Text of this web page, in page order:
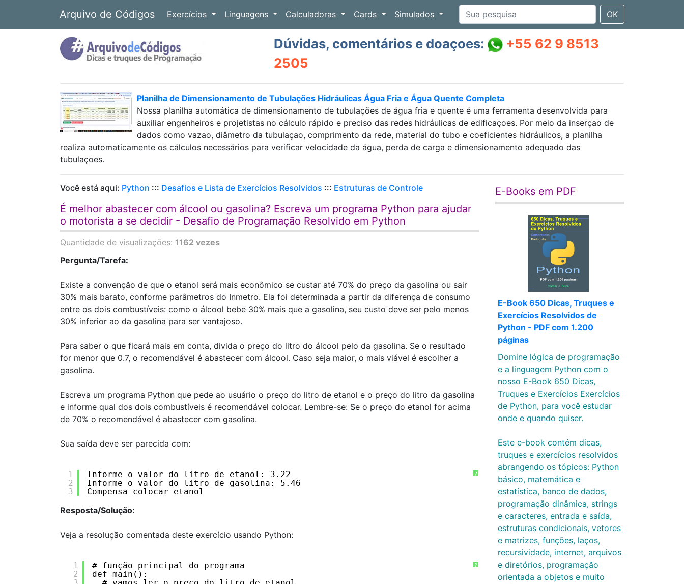
Arquivo de Códigos Exercícios Linguagens Calculadoras Cards Simulados OK
Dúvidas, comentários e doaçoes:
+55 62 9 8513
2505
Planilha de Dimensionamento de Tubulações Hidráulicas Água Fria e Água Quente Completa
Nossa planilha automática de dimensionamento de tubulações de água fria e quente é uma ferramenta desenvolvida para
auxiliar engenheiros e projetistas no cálculo rápido e preciso das redes hidráulicas de edificaçoes. Por meio da inserçao de
dados como vazao, diâmetro da tubulaçao, comprimento da rede, material do tubo e coeficientes hidráulicos, a planilha
realiza automaticamente os cálculos necessários para verificar velocidade da água, perda de carga e dimensionamento adequado das
tubulaçoes.
Você está aqui: Python ::: Desafios e Lista de Exercícios Resolvidos ::: Estruturas de Controle
É melhor abastecer com álcool ou gasolina? Escreva um programa Python para ajudar
o motorista a se decidir - Desafio de Programação Resolvido em Python
Quantidade de visualizações: 1162 vezes
Pergunta/Tarefa:
Existe a convenção de que o etanol será mais econômico se custar até 70% do preço da gasolina ou sair
30% mais barato, conforme parâmetros do Inmetro. Ela foi determinada a partir da diferença de consumo
entre os dois combustíveis: como o álcool bebe 30% mais que a gasolina, seu custo deve ser pelo menos
30% inferior ao da gasolina para ser vantajoso.
Para saber o que ficará mais em conta, divida o preço do litro do álcool pelo da gasolina. Se o resultado
for menor que 0.7, o recomendável é abastecer com álcool. Caso seja maior, o mais viável é escolher a
gasolina.
Escreva um programa Python que pede ao usuário o preço do litro de etanol e o preço do litro da gasolina
e informe qual dos dois combustíveis é recomendável colocar. Lembre-se: Se o preço do etanol for acima
de 70% o recomendável é abastecer com gasolina.
Sua saída deve ser parecida com:
?
1
2
3
Informe o valor do litro de etanol: 3.22
Informe o valor do litro de gasolina: 5.46
Compensa colocar etanol
Resposta/Solução:
Veja a resolução comentada deste exercício usando Python:
?
1
2
# função principal do programa
def main():
E-Books em PDF
E-Book 650 Dicas, Truques e
Exercícios Resolvidos de
Python - PDF com 1.200
páginas
Domine lógica de programação
e a linguagem Python com o
nosso E-Book 650 Dicas,
Truques e Exercícios Exercícios
de Python, para você estudar
onde e quando quiser.
Este e-book contém dicas,
truques e exercícios resolvidos
abrangendo os tópicos: Python
básico, matemática e
estatística, banco de dados,
programação dinâmica, strings
e caracteres, entrada e saída,
estruturas condicionais, vetores
e matrizes, funções, laços,
recursividade, internet, arquivos
e diretórios, programação
orientada a objetos e muito